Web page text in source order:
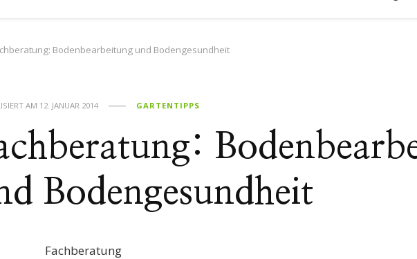
Bodenbearbeitung und Bodengesundheit
AM 12. JANUAR 2014 GARTENTIPPS
Bodengesundheit
Fachberatung